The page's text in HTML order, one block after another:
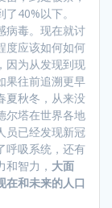
40%以下。
病毒。现在就讨
度应该如何如何
因为从发现到现
果往前追溯更早
夏秋冬，从来没
尔塔在世界各地
员已经发现新冠
呼吸系统，还有
智力， 大面
在和未来的人口